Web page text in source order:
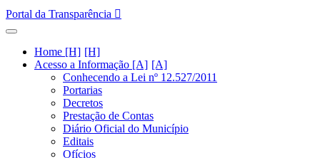
Portal da Transparência
Home [H]
Acesso a Informação [A]
Conhecendo a Lei nº 12.527/2011
Portarias
Decretos
Prestação de Contas
Diário Oficial do Município
Editais
Ofícios